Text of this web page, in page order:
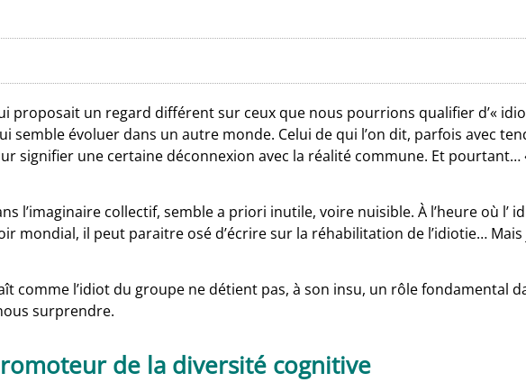
proposait un regard différent sur ceux que nous pourrions qualifier d’«
semble évoluer dans un autre monde. Celui de qui l’on dit, parfois avec
signifier une certaine déconnexion avec la réalité commune. Et pourtant…
l’imaginaire collectif, semble a priori inutile, voire nuisible. À l’heure où l’
mondial, il peut paraitre osé d’écrire sur la réhabilitation de l’idiotie… Mais
comme l’idiot du groupe ne détient pas, à son insu, un rôle fondamental
surprendre.
de la diversité cognitive